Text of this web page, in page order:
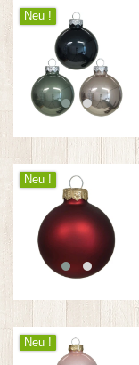
Neu !
Neu !
Neu !